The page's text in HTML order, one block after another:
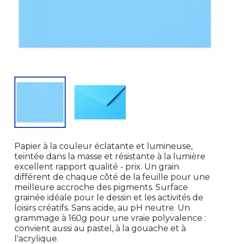
Papier à la couleur éclatante et lumineuse,
teintée dans la masse et résistante à la lumière
excellent rapport qualité - prix. Un grain
différent de chaque côté de la feuille pour une
meilleure accroche des pigments. Surface
grainée idéale pour le dessin et les activités de
loisirs créatifs. Sans acide, au pH neutre. Un
grammage à 160g pour une vraie polyvalence :
convient aussi au pastel, à la gouache et à
l'acrylique.